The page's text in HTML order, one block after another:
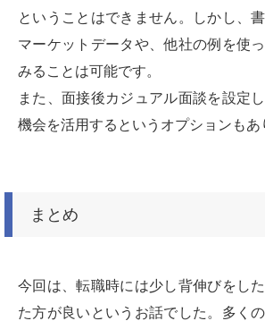
ということはできません。しかし、
マーケットデータや、他社の例を使
みることは可能です。
また、面接後カジュアル面談を設定
機会を活用するというオプションもあ
まとめ
今回は、転職時には少し背伸びをし
た方が良いというお話でした。多く